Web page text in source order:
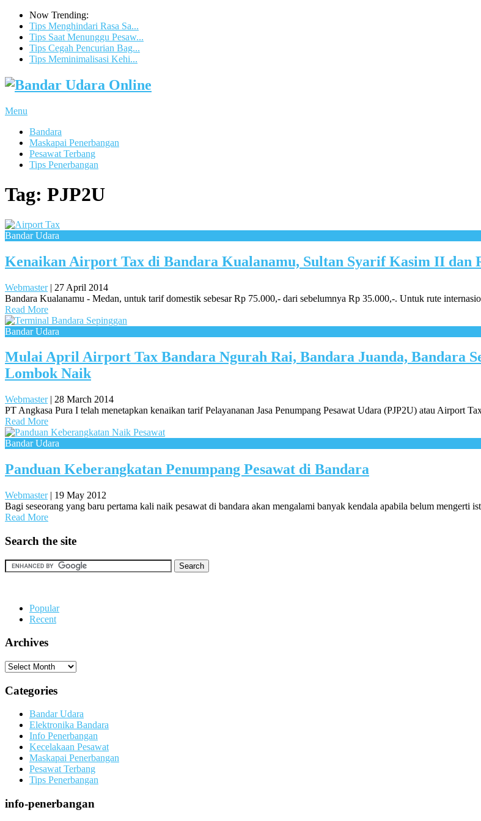
Now Trending:
Tips Menghindari Rasa Sa...
Tips Saat Menunggu Pesaw...
Tips Cegah Pencurian Bag...
Tips Meminimalisasi Kehi...
Menu
Bandara
Maskapai Penerbangan
Pesawat Terbang
Tips Penerbangan
Tag: PJP2U
Bandar Udara
Kenaikan Airport Tax di Bandara Kualanamu, Sultan Syarif Kasim II dan
Webmaster| 27 April 2014
Bandara Kualanamu - Medan, untuk tarif domestik sebesar Rp 75.000,- dari sebelumnya Rp 35.000,-. Untuk rute
Read More
Bandar Udara
Mulai April Airport Tax Bandara Ngurah Rai, Bandara Juanda, Bandara
Lombok Naik
Webmaster| 28 March 2014
PT Angkasa Pura I telah menetapkan kenaikan tarif Pelayananan Jasa Penumpang Pesawat Udara (PJP2U) atau Airport
Read More
Bandar Udara
Panduan Keberangkatan Penumpang Pesawat di Bandara
Webmaster| 19 May 2012
Bagi seseorang yang baru pertama kali naik pesawat di bandara akan mengalami banyak kendala apabila belum mengerti
Read More
Search the site
Popular
Recent
Archives
Archives
Categories
Bandar Udara
Elektronika Bandara
Info Penerbangan
Kecelakaan Pesawat
Maskapai Penerbangan
Pesawat Terbang
Tips Penerbangan
info-penerbangan